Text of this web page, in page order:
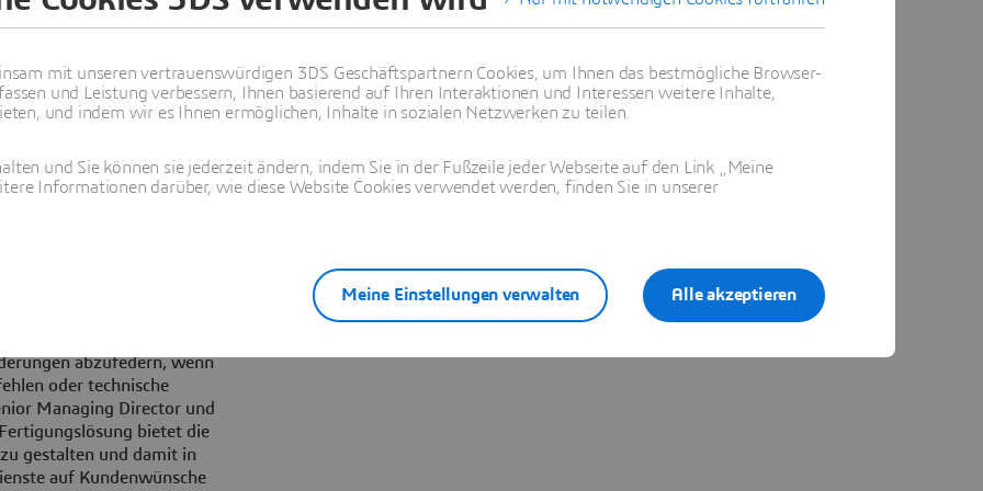
eine digitale
dieser darauf Bezug
Echtzeit-Änderungen im
oder am Montageplan
abzufedern, wenn
oder technische
Managing Director und
bietet die
gestalten und damit in
auf Kundenwünsche
mit unseren vertrauenswürdigen 3DS Geschäftspartnern Cookies, um Ihnen das bestmögliche Browser-
und Leistung verbessern, Ihnen basierend auf Ihren Interaktionen und Interessen weitere Inhalte,
und indem wir es Ihnen ermöglichen, Inhalte in sozialen Netzwerken zu teilen.
und Sie können sie jederzeit ändern, indem Sie in der Fußzeile jeder Webseite auf den Link „Meine
Informationen darüber, wie diese Website Cookies verwendet werden, finden Sie in unserer
Alle akzeptieren
Meine Einstellungen verwalten